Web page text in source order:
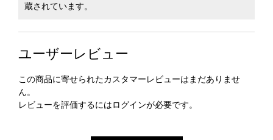
蔵されています。
ユーザーレビュー
この商品に寄せられたカスタマーレビューはまだありませ
ん。
レビューを評価するには ログインが必要です。